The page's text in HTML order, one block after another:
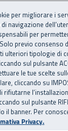
in:
Protocolli e Accordi
per migliorare i
navigazione
per
previo consenso
ulteriori tipologie di
sul pulsante
le tue scelte
cliccando su
rifiutarne
sul pulsante
il banner. Per
Privacy.